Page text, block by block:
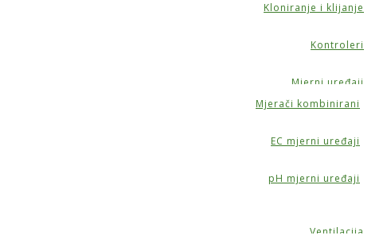
Kloniranje i klijanje
Kontroleri
Mjerni uređaji
Mjerači kombinirani
EC mjerni uređaji
pH mjerni uređaji
Ventilacija